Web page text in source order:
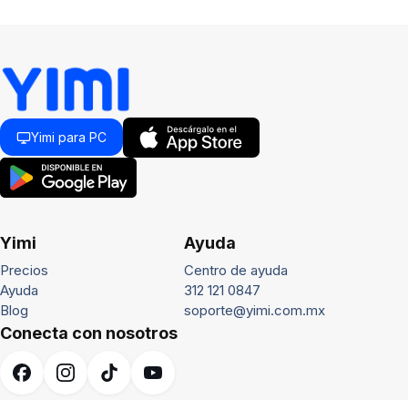
Yimi para PC
Yimi
Precios
Ayuda
Blog
Ayuda
Centro de ayuda
312 121 0847
soporte@yimi.com.mx
Conecta con nosotros